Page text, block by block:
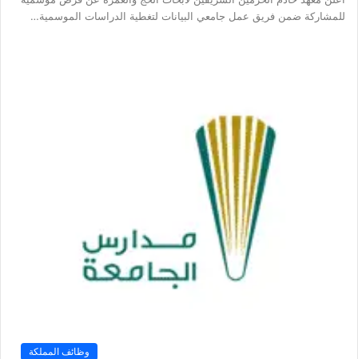
للمشاركة ضمن فريق عمل جامعي البيانات لتغطية الدراسات الموسمية…
وظائف المملكة